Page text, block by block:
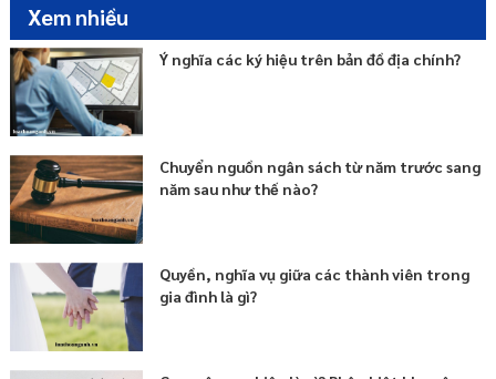
Xem nhiều
Ý nghĩa các ký hiệu trên bản đồ địa chính?
Chuyển nguồn ngân sách từ năm trước sang
năm sau như thế nào?
Quyền, nghĩa vụ giữa các thành viên trong
gia đình là gì?